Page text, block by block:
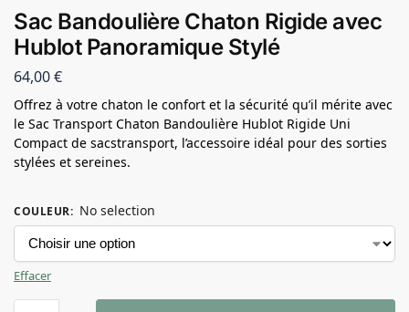
Sac Bandoulière Chaton Rigide avec
Hublot Panoramique Stylé
64,00€
Offrez à votre chaton le confort et la sécurité qu’il mérite avec
le Sac Transport Chaton Bandoulière Hublot Rigide Uni
Compact de sacstransport, l’accessoire idéal pour des sorties
stylées et sereines.
COULEUR: No selection
Effacer